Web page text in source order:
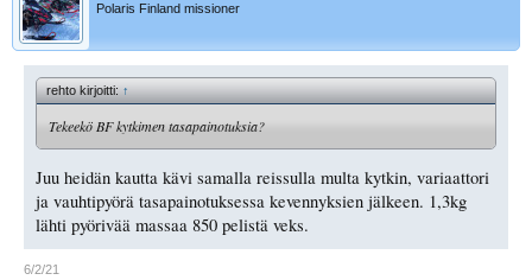
Polaris Finland missioner
rehto kirjoitti:↑
Tekeekö BF kytkimen tasapainotuksia?
Juu heidän kautta kävi samalla reissulla multa kytkin, variaattori
ja vauhtipyörä tasapainotuksessa kevennyksien jälkeen. 1,3kg
lähti pyörivää massaa 850 pelistä veks.
6/2/21